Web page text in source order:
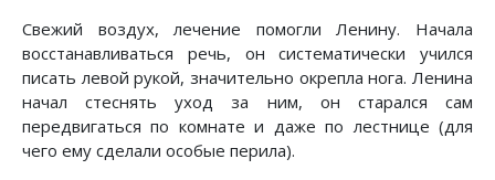
Свежий воздух, лечение помогли Ленину. Начала
восстанавливаться речь, он систематически учился
писать левой рукой, значительно окрепла нога. Ленина
начал стеснять уход за ним, он старался сам
передвигаться по комнате и даже по лестнице (для
чего ему сделали особые перила).